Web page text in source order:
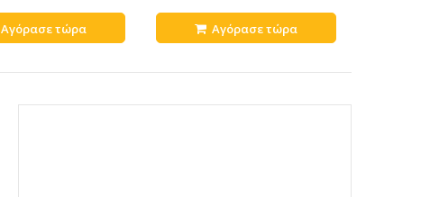
Αγόρασε τώρα Αγόρασε τώρα